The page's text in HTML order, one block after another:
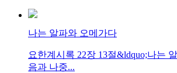
나는 알파와 오메가다
요한계시록 22장 13절&ldquo;나는
음과 나중...